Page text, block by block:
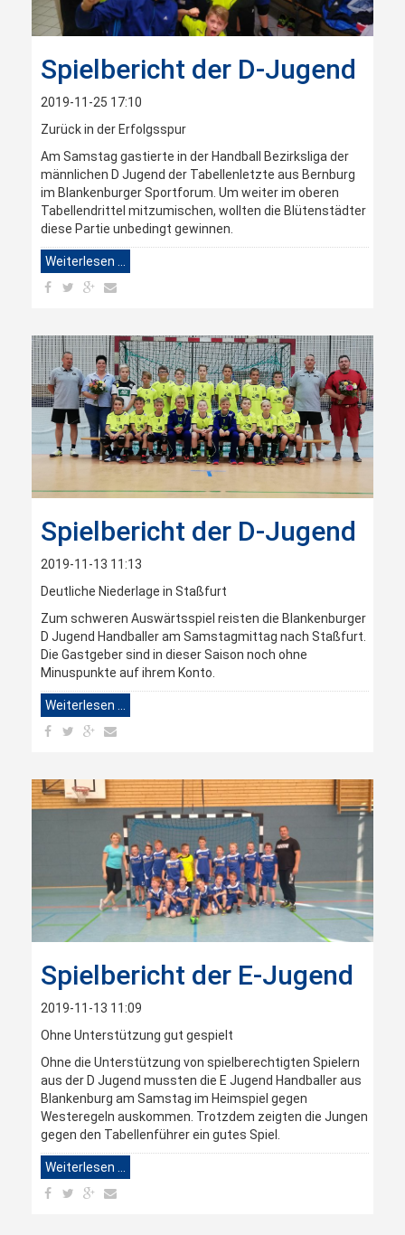
Spielbericht der D-Jugend
2019-11-25 17:10
Zurück in der Erfolgsspur
Am Samstag gastierte in der Handball Bezirksliga der
männlichen D Jugend der Tabellenletzte aus Bernburg
im Blankenburger Sportforum. Um weiter im oberen
Tabellendrittel mitzumischen, wollten die Blütenstädter
diese Partie unbedingt gewinnen.
Weiterlesen …
Spielbericht der D-Jugend
2019-11-13 11:13
Deutliche Niederlage in Staßfurt
Zum schweren Auswärtsspiel reisten die Blankenburger
D Jugend Handballer am Samstagmittag nach Staßfurt.
Die Gastgeber sind in dieser Saison noch ohne
Minuspunkte auf ihrem Konto.
Weiterlesen …
Spielbericht der E-Jugend
2019-11-13 11:09
Ohne Unterstützung gut gespielt
Ohne die Unterstützung von spielberechtigten Spielern
aus der D Jugend mussten die E Jugend Handballer aus
Blankenburg am Samstag im Heimspiel gegen
Westeregeln auskommen. Trotzdem zeigten die Jungen
gegen den Tabellenführer ein gutes Spiel.
Weiterlesen …